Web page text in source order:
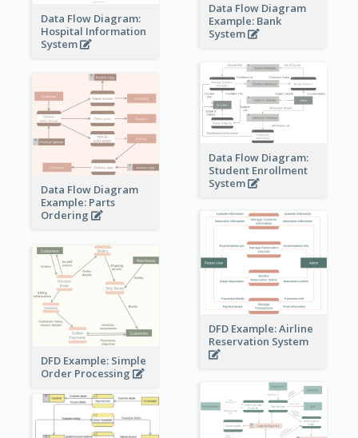
Data Flow Diagram:
Hospital Information
System
Data Flow Diagram
Example: Bank
System
Data Flow Diagram:
Student Enrollment
System
Data Flow Diagram
Example: Parts
Ordering
DFD Example: Airline
Reservation System
DFD Example: Simple
Order Processing